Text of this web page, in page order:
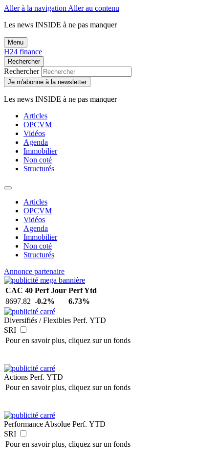
Aller à la navigation Aller au contenu
Les news INSIDE à ne pas manquer
Menu
H24 finance
Rechercher
Rechercher
Je m'abonne à la newsletter
Les news INSIDE à ne pas manquer
Articles
OPCVM
Vidéos
Agenda
Immobilier
Non coté
Structurés
Articles
OPCVM
Vidéos
Agenda
Immobilier
Non coté
Structurés
Annonce partenaire
CAC 40 Perf Jour Perf Ytd
8697.82 -0.2% 6.73%
Diversifiés / Flexibles Perf. YTD
SRI
Pour en savoir plus, cliquez sur un fonds
Actions Perf. YTD
Pour en savoir plus, cliquez sur un fonds
Performance Absolue Perf. YTD
SRI
Pour en savoir plus, cliquez sur un fonds